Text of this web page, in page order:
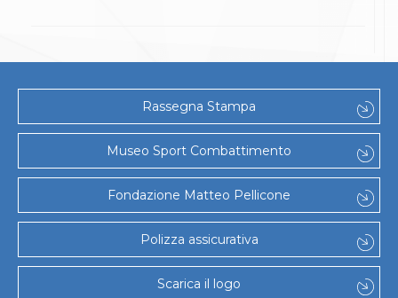
Karate
News
Gare e Risultati
Attività Didattica
Albi Federali
Arti marziali
Aikido
Ju Jitsu
Sumo
Capoeira
Grappling
BJJ
Pancrazio/Pankration
Rassegna Stampa
Museo Sport Combattimento
Fondazione Matteo Pellicone
Polizza assicurativa
Scarica il logo